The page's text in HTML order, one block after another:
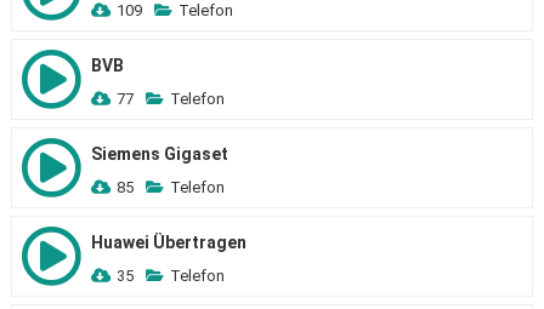
109 Telefon
BVB
77 Telefon
Siemens Gigaset
85 Telefon
Huawei Übertragen
35 Telefon